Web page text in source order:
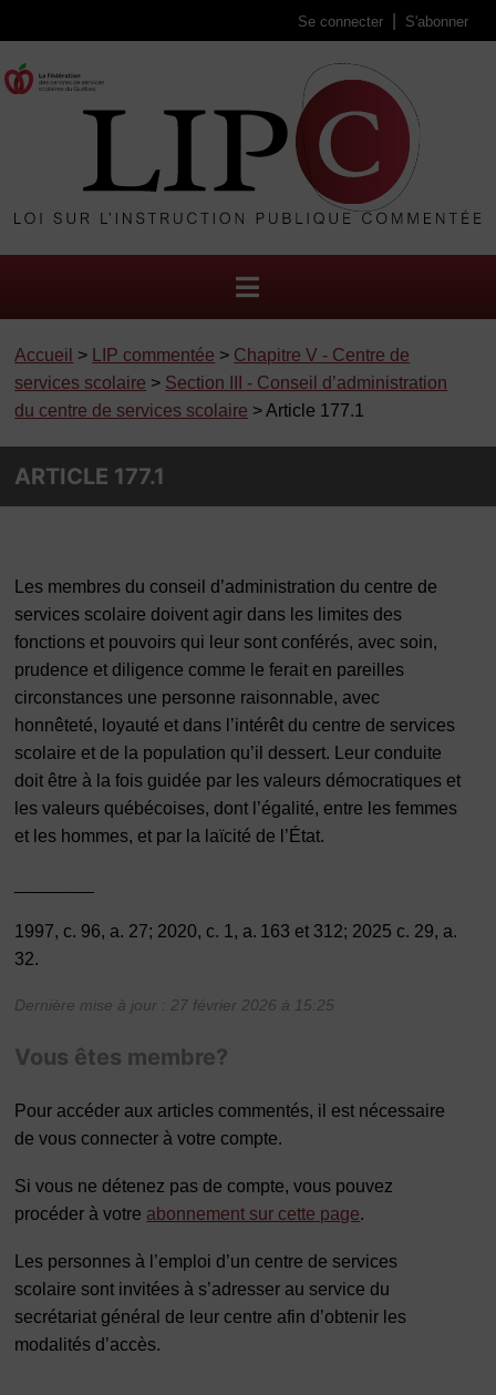
Se connecter S'abonner
Accueil > LIP commentée > Chapitre V - Centre de
services scolaire > Section III - Conseil d’administration
du centre de services scolaire > Article 177.1
ARTICLE 177.1
Les membres du conseil d’administration du centre de
services scolaire doivent agir dans les limites des
fonctions et pouvoirs qui leur sont conférés, avec soin,
prudence et diligence comme le ferait en pareilles
circonstances une personne raisonnable, avec
honnêteté, loyauté et dans l’intérêt du centre de services
scolaire et de la population qu’il dessert. Leur conduite
doit être à la fois guidée par les valeurs démocratiques et
les valeurs québécoises, dont l’égalité, entre les femmes
et les hommes, et par la laïcité de l’État.
1997, c. 96, a. 27; 2020, c. 1, a. 163 et 312; 2025 c. 29, a.
32.
Dernière mise à jour : 27 février 2026 à 15:25
Vous êtes membre?
Pour accéder aux articles commentés, il est nécessaire
de vous connecter à votre compte.
Si vous ne détenez pas de compte, vous pouvez
procéder à votre abonnement sur cette page.
Les personnes à l’emploi d’un centre de services
scolaire sont invitées à s’adresser au service du
secrétariat général de leur centre afin d’obtenir les
modalités d’accès.